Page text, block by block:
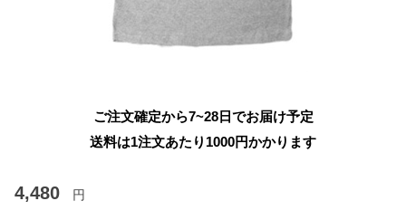
ご注文確定から7~28日でお届け予定
送料は1注文あたり 1000円かかります
4,480 円